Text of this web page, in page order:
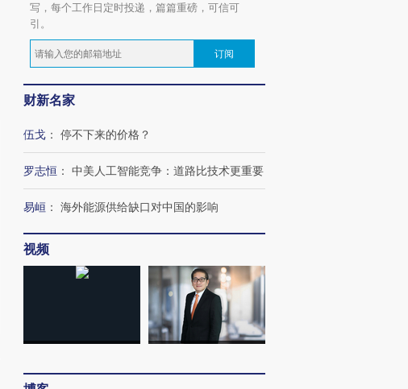
写，每个工作日定时投递，篇篇重磅，可信可
引。
订阅
财新名家
伍戈 ： 停不下来的价格？
罗志恒 ： 中美人工智能竞争：道路比技术更重要
易峘 ： 海外能源供给缺口对中国的影响
视频